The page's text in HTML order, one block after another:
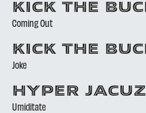
KICK THE
Coming Out
KICK THE
Joke
HYPER
Umiditate